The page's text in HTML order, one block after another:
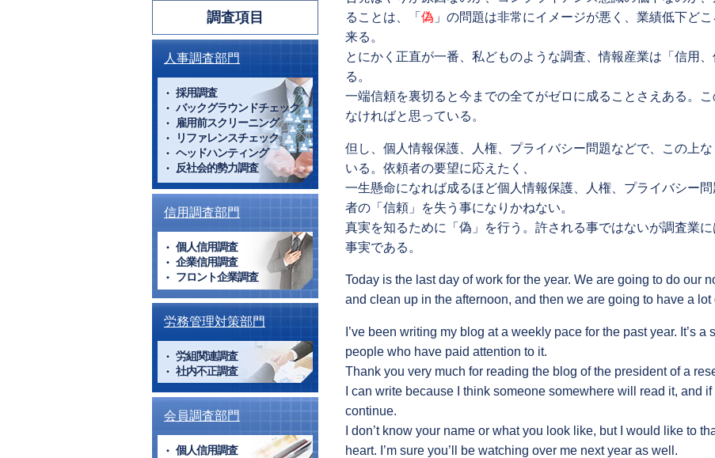
ることは、「 偽 」の問題は非常にイメージが悪く、業績低下ど
来る。
とにかく正直が一番、私どものような調査、情報産業は「信用
る。
一端信頼を裏切ると今までの全てがゼロに成ることさえある。
なければと思っている。
但し、個人情報保護、人権、プライバシー問題などで、この上
いる。依頼者の要望に応えたく、
一生懸命になれば成るほど個人情報保護、人権、プライバシー
者の「信頼」を失う事になりかねない。
真実を知るために「偽」を行う。許される事ではないが調査業
事実である。
Today is the last day of work for the year. We are going to do our
and clean up in the afternoon, and then we are going to have a lot
I’ve been writing my blog at a weekly pace for the past year. It’s
people who have paid attention to it.
Thank you very much for reading the blog of the president of a
I can write because I think someone somewhere will read it, and
continue.
I don’t know your name or what you look like, but I would like to
heart. I’m sure you’ll be watching over me next year as well.
調査項目
人事調査部門
採用調査
バックグラウンドチェック
雇用前スクリーニング
リファレンスチェック
ヘッドハンティング
反社会的勢力調査
信用調査部門
個人信用調査
企業信用調査
フロント企業調査
労務管理対策部門
労組関連調査
社内不正調査
会員調査部門
個人信用調査